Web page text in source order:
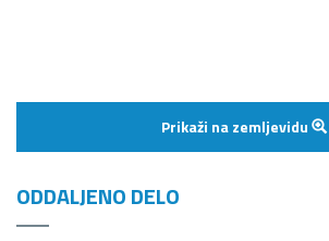
Prikaži na zemljevidu
ODDALJENO DELO